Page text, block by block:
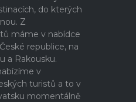
do kterých
Z
máme v nabídce
republice, na
a Rakousku.
v
turistů a to v
momentálně